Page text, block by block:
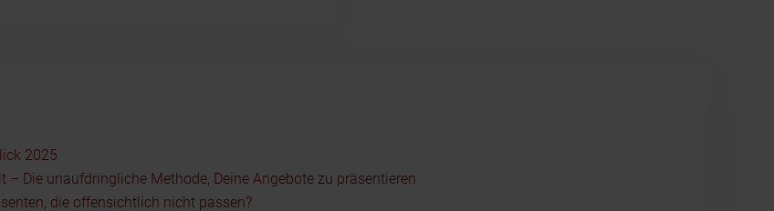
2025
Die unaufdringliche Methode, Deine Angebote zu präsentieren
die offensichtlich nicht passen?